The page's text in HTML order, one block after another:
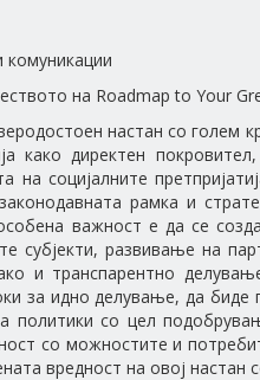
комуникации
на Roadmap to Your
настан со голем
како директен
на социјалните
рамка и
важност е да се
субјекти, развивање на
и транспарентно
за идно делување, да
политики со цел
со можностите и
вредност на овој